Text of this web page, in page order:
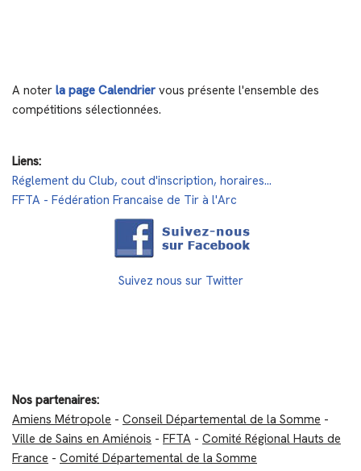
A noter la page Calendrier vous présente l'ensemble des
compétitions sélectionnées.
Liens:
Réglement du Club, cout d'inscription, horaires...
FFTA - Fédération Francaise de Tir à l'Arc
Suivez nous sur Twitter
Nos partenaires:
Amiens Métropole - Conseil Départemental de la Somme -
Ville de Sains en Amiénois - FFTA - Comité Régional Hauts de
France - Comité Départemental de la Somme